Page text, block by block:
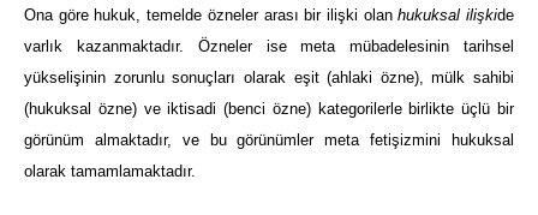
Ona göre hukuk, temelde özneler arası bir ilişki olanhukuksal ilişkide
varlık kazanmaktadır. Özneler ise meta mübadelesinin tarihsel
yükselişinin zorunlu sonuçları olarak eşit (ahlaki özne), mülk sahibi
(hukuksal özne) ve iktisadi (benci özne) kategorilerle birlikte üçlü bir
görünüm almaktadır, ve bu görünümler meta fetişizmini hukuksal
olarak tamamlamaktadır.